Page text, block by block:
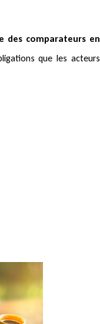
des comparateurs en
que les acteurs